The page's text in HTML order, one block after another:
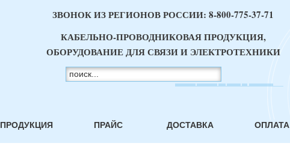
ЗВОНОК ИЗ РЕГИОНОВ РОССИИ: 8-800-775-37-71
КАБЕЛЬНО-ПРОВОДНИКОВАЯ ПРОДУКЦИЯ,
ОБОРУДОВАНИЕ ДЛЯ СВЯЗИ И ЭЛЕКТРОТЕХНИКИ
ПРОДУКЦИЯ ПРАЙС ДОСТАВКА ОПЛАТА